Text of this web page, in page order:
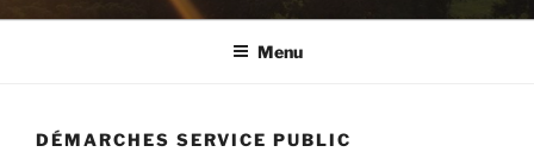
Menu
DÉMARCHES SERVICE PUBLIC